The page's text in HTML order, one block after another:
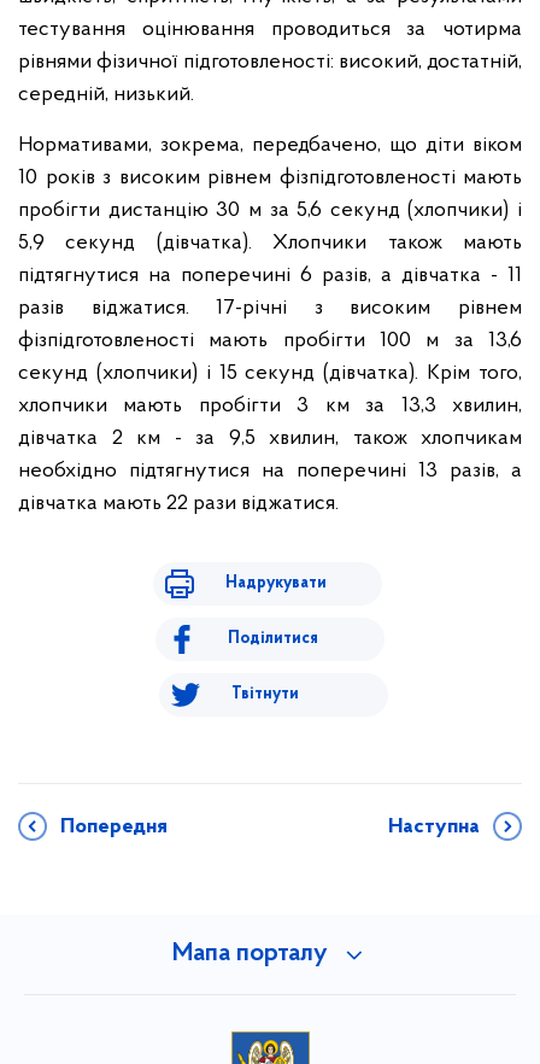
тестування оцінювання проводиться за чотирма
рівнями фізичної підготовленості: високий, достатній,
середній, низький.
Нормативами, зокрема, передбачено, що діти віком
10 років з високим рівнем фізпідготовленості мають
пробігти дистанцію 30 м за 5,6 секунд (хлопчики) і
5,9 секунд (дівчатка). Хлопчики також мають
підтягнутися на поперечині 6 разів, а дівчатка - 11
разів віджатися. 17-річні з високим рівнем
фізпідготовленості мають пробігти 100 м за 13,6
секунд (хлопчики) і 15 секунд (дівчатка). Крім того,
хлопчики мають пробігти 3 км за 13,3 хвилин,
дівчатка 2 км - за 9,5 хвилин, також хлопчикам
необхідно підтягнутися на поперечині 13 разів, а
дівчатка мають 22 рази віджатися.
Надрукувати
Поділитися
Твітнути
Попередня Наступна
Мапа порталу